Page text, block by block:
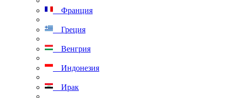
Франция
Греция
Венгрия
Индонезия
Ирак